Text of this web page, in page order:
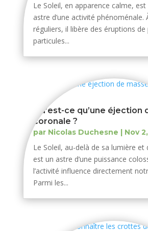
Le Soleil, en apparence calme,
astre d’une activité phénoménale.
réguliers, il libère des éruptions
particules...
Qu’est-ce qu’une éjection
coronale ?
par Nicolas Duchesne Nov
Le Soleil, au-delà de sa lumière et
est un astre d’une puissance
l’activité influence directement
Parmi les...